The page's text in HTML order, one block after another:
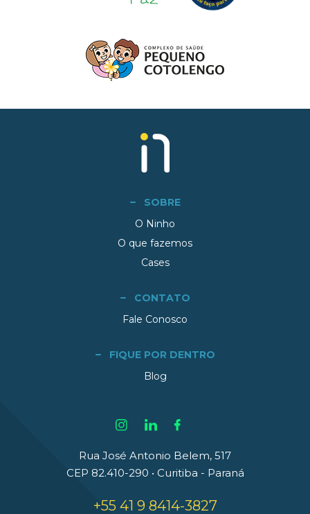
SOBRE
O Ninho
O que fazemos
Cases
CONTATO
Fale Conosco
FIQUE POR DENTRO
Blog
Rua José Antonio Belem, 517
CEP 82.410-290 • Curitiba - Paraná
+55 41 9 8414-3827